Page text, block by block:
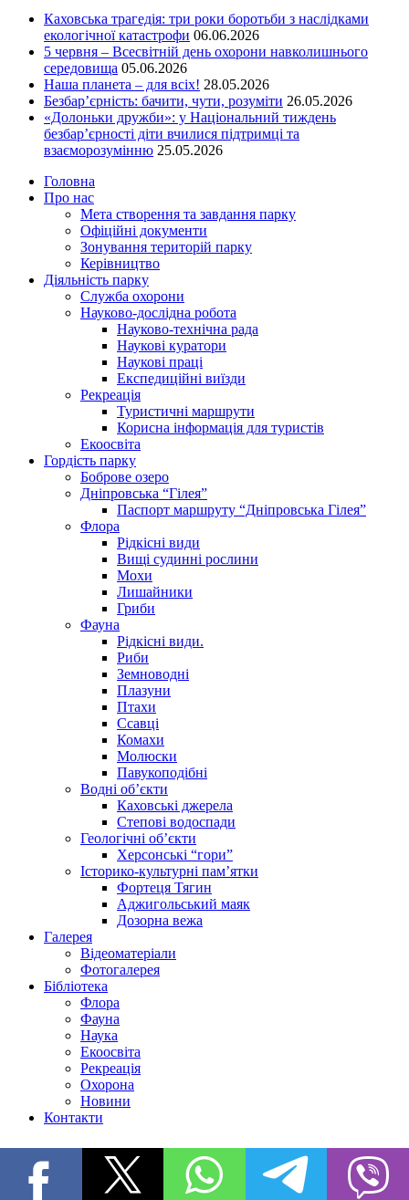
Каховська трагедія: три роки боротьби з наслідками
екологічної катастрофи 06.06.2026
5 червня – Всесвітній день охорони навколишнього
середовища 05.06.2026
Наша планета – для всіх! 28.05.2026
Безбар’єрність: бачити, чути, розуміти 26.05.2026
«Долоньки дружби»: у Національний тиждень
безбар’єрності діти вчилися підтримці та
взаєморозумінню 25.05.2026
Головна
Про нас
Мета створення та завдання парку
Офіційні документи
Зонування територій парку
Керівництво
Діяльність парку
Служба охорони
Науково-дослідна робота
Науково-технічна рада
Наукові куратори
Наукові праці
Експедиційні виїзди
Рекреація
Туристичні маршрути
Корисна інформація для туристів
Екоосвіта
Гордість парку
Боброве озеро
Дніпровська “Гілея”
Паспорт маршруту “Дніпровська Гілея”
Флора
Рідкісні види
Вищі судинні рослини
Мохи
Лишайники
Гриби
Фауна
Рідкісні види.
Риби
Земноводні
Плазуни
Птахи
Ссавці
Комахи
Молюски
Павукоподібні
Водні об’єкти
Каховські джерела
Степові водоспади
Геологічні об’єкти
Херсонські “гори”
Історико-культурні пам’ятки
Фортеця Тягин
Аджигольський маяк
Дозорна вежа
Галерея
Відеоматеріали
Фотогалерея
Бібліотека
Флора
Фауна
Наука
Екоосвіта
Рекреація
Охорона
Новини
Контакти